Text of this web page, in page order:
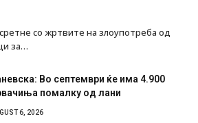
со жртвите на злоупотреба од
за…
Во септември ќе има 4.900
помалку од лани
6, 2026